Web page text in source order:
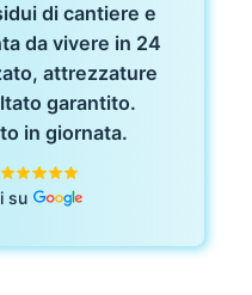
di cantiere e
da vivere in 24
attrezzature
garantito.
in giornata.
su